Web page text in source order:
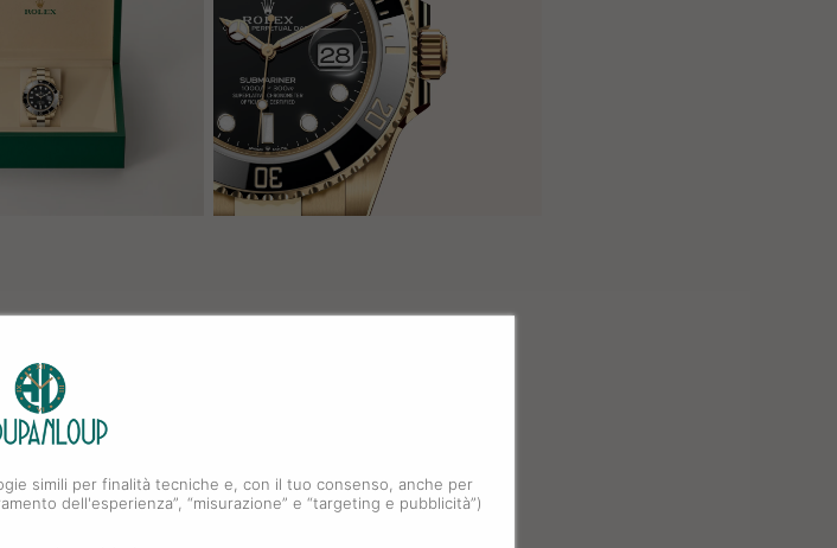
simili per finalità tecniche e, con il tuo consenso, anche per
dell'esperienza”, “misurazione” e “targeting e pubblicità”)